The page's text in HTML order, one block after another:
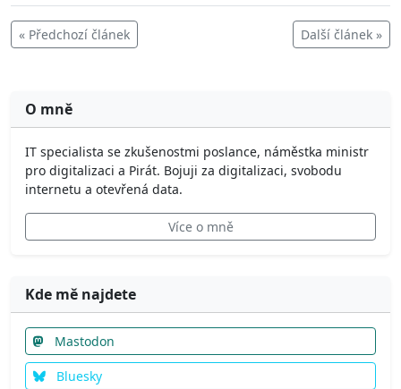
« Předchozí článek Další článek »
O mně
IT specialista se zkušenostmi poslance, náměstka ministr
pro digitalizaci a Pirát. Bojuji za digitalizaci, svobodu
internetu a otevřená data.
Více o mně
Kde mě najdete
Mastodon
Bluesky